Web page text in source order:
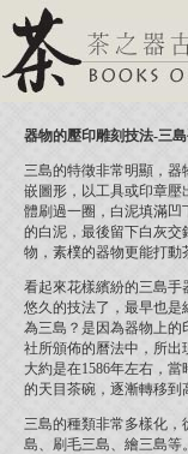
器物的壓印雕刻技法-三島
三島的特徵非常明顯，器
嵌圖形，以工具或印章
體刷過一圈，白泥填滿
的白泥，最後留下白灰交
物，素樸的器物更能打動
看起來花樣繽紛的三島手
悠久的技法了，最早也
為三島？是因為器物上
社所頒佈的曆法中，所出
大約是在1586年左右，
的天目茶碗，逐漸轉移到
三島的種類非常多樣化，
島、刷毛三島、繪三島等。